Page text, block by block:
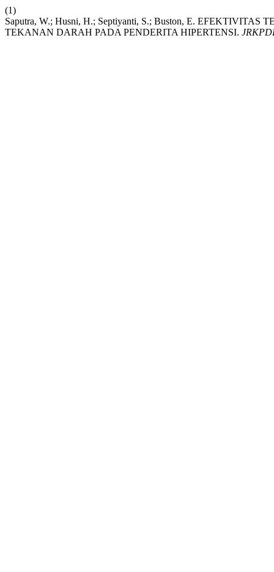
(1)
Saputra, W.; Husni, H.; Septiyanti, S.; Buston, E.
TEKANAN DARAH PADA PENDERITA HIPERTENSI.